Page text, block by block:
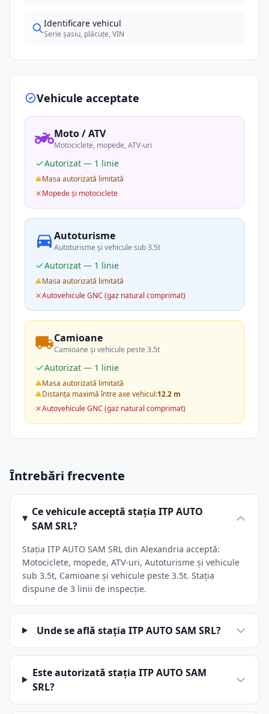
Identificare vehicul
Serie șasiu, plăcuțe, VIN
Vehicule acceptate
Moto / ATV
Motociclete, mopede, ATV-uri
Autorizat — 1 linie
Masa autorizată limitată
Mopede și motociclete
Autoturisme
Autoturisme și vehicule sub 3.5t
Autorizat — 1 linie
Masa autorizată limitată
Autovehicule GNC (gaz natural comprimat)
Camioane
Camioane și vehicule peste 3.5t
Autorizat — 1 linie
Masa autorizată limitată
Distanța maximă între axe vehicul:12.2 m
Autovehicule GNC (gaz natural comprimat)
Întrebări frecvente
Ce vehicule acceptă stația ITP AUTO
SAM SRL?
Stația ITP AUTO SAM SRL din Alexandria acceptă:
Motociclete, mopede, ATV-uri, Autoturisme și vehicule
sub 3.5t, Camioane și vehicule peste 3.5t. Stația
dispune de 3 linii de inspecție.
Unde se află stația ITP AUTO SAM SRL?
Este autorizată stația ITP AUTO SAM
SRL?